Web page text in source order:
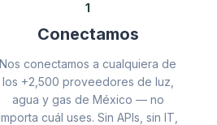
1
Conectamos
Nos conectamos a cualquiera de
los +2,500 proveedores de luz,
agua y gas de México — no
cuál uses. Sin APIs, sin IT,